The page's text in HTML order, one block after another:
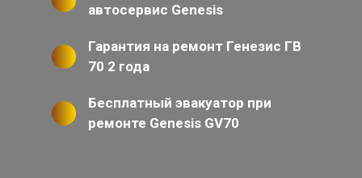
автосервис Genesis
Гарантия на ремонт Генезис ГВ
70 2 года
Бесплатный эвакуатор при
ремонте Genesis GV70